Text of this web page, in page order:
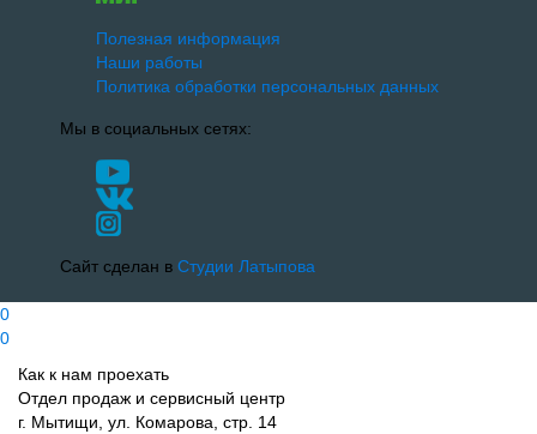
Полезная информация
Наши работы
Политика обработки персональных данных
Мы в социальных сетях:
Сайт сделан в Студии Латыпова
0
0
Как к нам проехать
Отдел продаж и сервисный центр
г. Мытищи, ул. Комарова, стр. 14